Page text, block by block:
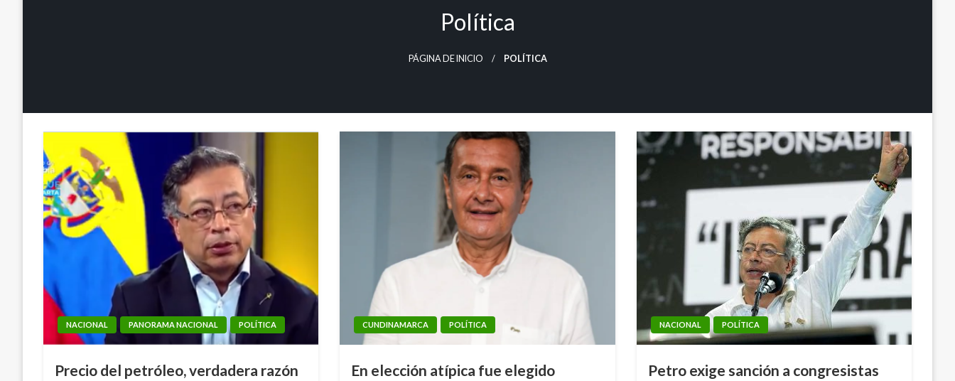
Política
PÁGINA DE INICIO POLÍTICA
NACIONAL PANORAMA NACIONAL POLÍTICA
Precio del petróleo, verdadera razón
CUNDINAMARCA POLÍTICA
En elección atípica fue elegido
NACIONAL POLÍTICA
Petro exige sanción a congresistas